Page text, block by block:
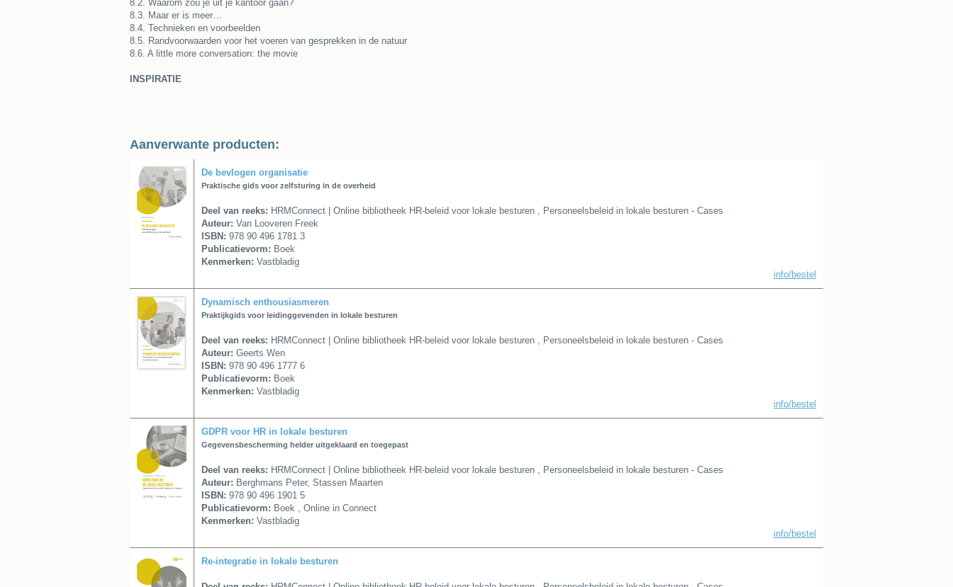
8.2. Waarom zou je uit je kantoor gaan?
8.3. Maar er is meer…
8.4. Technieken en voorbeelden
8.5. Randvoorwaarden voor het voeren van gesprekken in de natuur
8.6. A little more conversation: the movie
INSPIRATIE
Aanverwante producten:
De bevlogen organisatie
Praktische gids voor zelfsturing in de overheid
Deel van reeks: HRMConnect | Online bibliotheek HR-beleid voor lokale besturen , Personeelsbeleid in lokale besturen - Cases
Auteur: Van Looveren Freek
ISBN: 978 90 496 1781 3
Publicatievorm: Boek
Kenmerken: Vastbladig
info/bestel
Dynamisch enthousiasmeren
Praktijkgids voor leidinggevenden in lokale besturen
Deel van reeks: HRMConnect | Online bibliotheek HR-beleid voor lokale besturen , Personeelsbeleid in lokale besturen - Cases
Auteur: Geerts Wen
ISBN: 978 90 496 1777 6
Publicatievorm: Boek
Kenmerken: Vastbladig
info/bestel
GDPR voor HR in lokale besturen
Gegevensbescherming helder uitgeklaard en toegepast
Deel van reeks: HRMConnect | Online bibliotheek HR-beleid voor lokale besturen , Personeelsbeleid in lokale besturen - Cases
Auteur: Berghmans Peter, Stassen Maarten
ISBN: 978 90 496 1901 5
Publicatievorm: Boek , Online in Connect
Kenmerken: Vastbladig
info/bestel
Re-integratie in lokale besturen